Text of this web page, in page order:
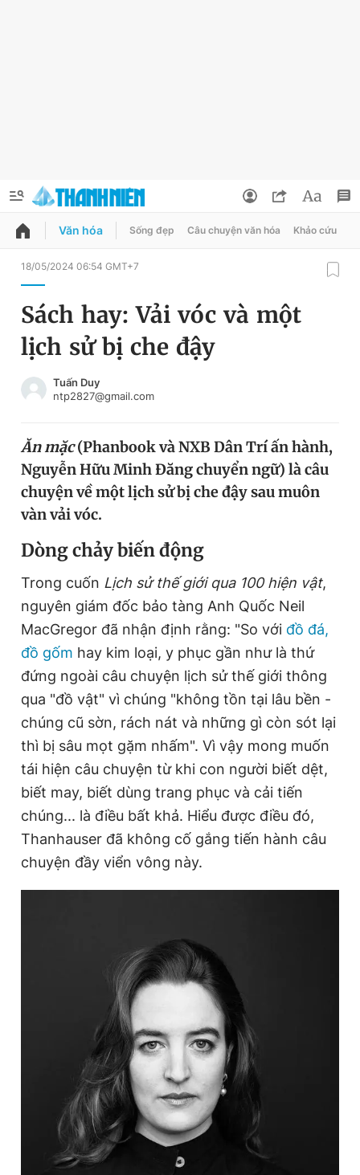
QUẢNG CÁO
Chuyên mục
Chuyên mục khác
Tin thị trường Tin 360
Video
Sản phẩm khác
Tiện ích Bạn cần biết
Thông tin tòa soạn Liên hệ quảng cáo
Đọc Thanh Niên trên điện thoại
Theo dõi báo trên
Quảng cáo RSS Tòa soạn
Tổng biên tập: Nguyễn Ngọc Toàn
Phó tổng biên tập thường trực: Hải Thành
Phó tổng biên tập: Lâm Hiếu Dũng
Phó tổng biên tập: Trần Việt Hưng
Tổng thư ký tòa soạn: Đức Trung
Giấy phép xuất bản số 110/GP - BTTTT cấp ngày 24.3.2020
© 2003-2026 Bản quyền thuộc về Báo Thanh Niên. Cấm sao
chép dưới mọi hình thức nếu không có sự chấp thuận bằng văn
bản. Phát triển bởi ePi Technologies, JSC.
Đổi mật khẩu
Tin đã lưu
Tin đã xem
Đăng xuất
Văn hóa Sống đẹp Câu chuyện văn hóa Khảo cứu
18/05/2024 06:54 GMT+7
Sách hay: Vải vóc và một
lịch sử bị che đậy
Tuấn Duy
ntp2827@gmail.com
Ăn mặc(Phanbook và NXB Dân Trí ấn hành,
Nguyễn Hữu Minh Đăng chuyển ngữ) là câu
chuyện về một lịch sử bị che đậy sau muôn
vàn vải vóc.
Dòng chảy biến động
Trong cuốn Lịch sử thế giới qua 100 hiện vật,
nguyên giám đốc bảo tàng Anh Quốc Neil
MacGregor đã nhận định rằng: "So với đồ đá,
đồ gốm hay kim loại, y phục gần như là thứ
đứng ngoài câu chuyện lịch sử thế giới thông
qua "đồ vật" vì chúng "không tồn tại lâu bền -
chúng cũ sờn, rách nát và những gì còn sót lại
thì bị sâu mọt gặm nhấm". Vì vậy mong muốn
tái hiện câu chuyện từ khi con người biết dệt,
biết may, biết dùng trang phục và cải tiến
chúng... là điều bất khả. Hiểu được điều đó,
Thanhauser đã không cố gắng tiến hành câu
chuyện đầy viển vông này.